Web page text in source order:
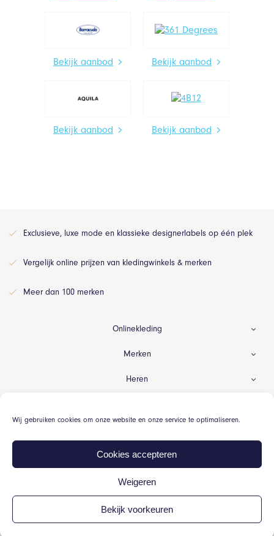
Wij gebruiken cookies om onze website en onze service te optimaliseren.
Cookies accepteren
Weigeren
Bekijk voorkeuren
Bekijk aanbod Bekijk aanbod
Bekijk aanbod Bekijk aanbod
Exclusieve, luxe mode en klassieke designerlabels op één plek
Vergelijk online prijzen van kledingwinkels & merken
Meer dan 100 merken
Onlinekleding
Merken
Heren
Algemene voorwaarden
Cookiebeleid